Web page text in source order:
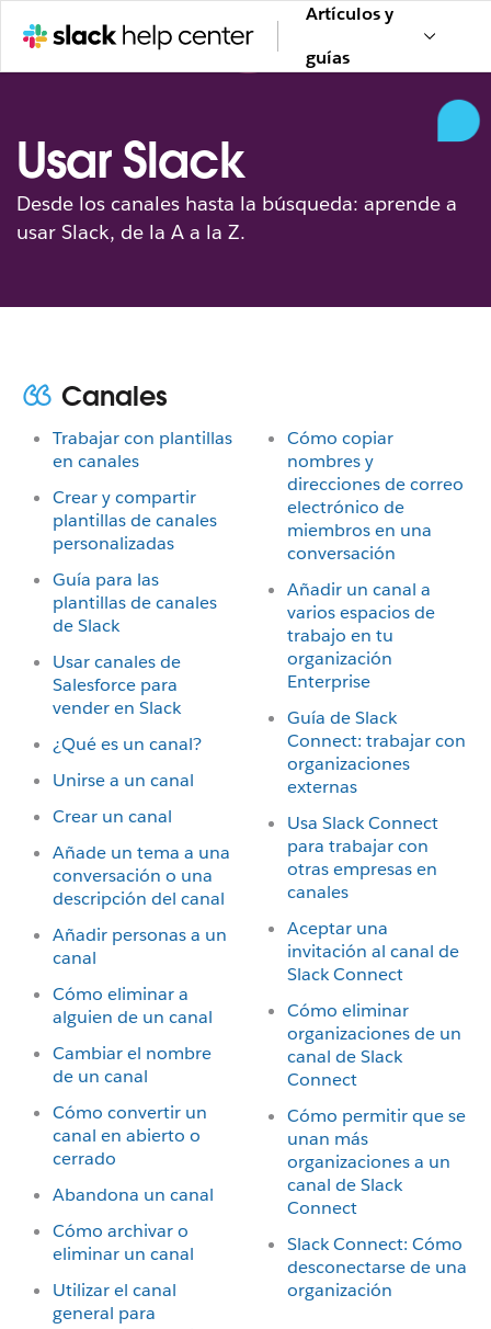
Artículos y
guías
Usar Slack
Desde los canales hasta la búsqueda: aprende a
usar Slack, de la A a la Z.
Canales
Trabajar con plantillas
en canales
Crear y compartir
plantillas de canales
personalizadas
Guía para las
plantillas de canales
de Slack
Usar canales de
Salesforce para
vender en Slack
¿Qué es un canal?
Unirse a un canal
Crear un canal
Añade un tema a una
conversación o una
descripción del canal
Añadir personas a un
canal
Cómo eliminar a
alguien de un canal
Cambiar el nombre
de un canal
Cómo convertir un
canal en abierto o
cerrado
Abandona un canal
Cómo archivar o
eliminar un canal
Utilizar el canal
general para
Cómo copiar
nombres y
direcciones de correo
electrónico de
miembros en una
conversación
Añadir un canal a
varios espacios de
trabajo en tu
organización
Enterprise
Guía de Slack
Connect: trabajar con
organizaciones
externas
Usa Slack Connect
para trabajar con
otras empresas en
canales
Aceptar una
invitación al canal de
Slack Connect
Cómo eliminar
organizaciones de un
canal de Slack
Connect
Cómo permitir que se
unan más
organizaciones a un
canal de Slack
Connect
Slack Connect: Cómo
desconectarse de una
organización